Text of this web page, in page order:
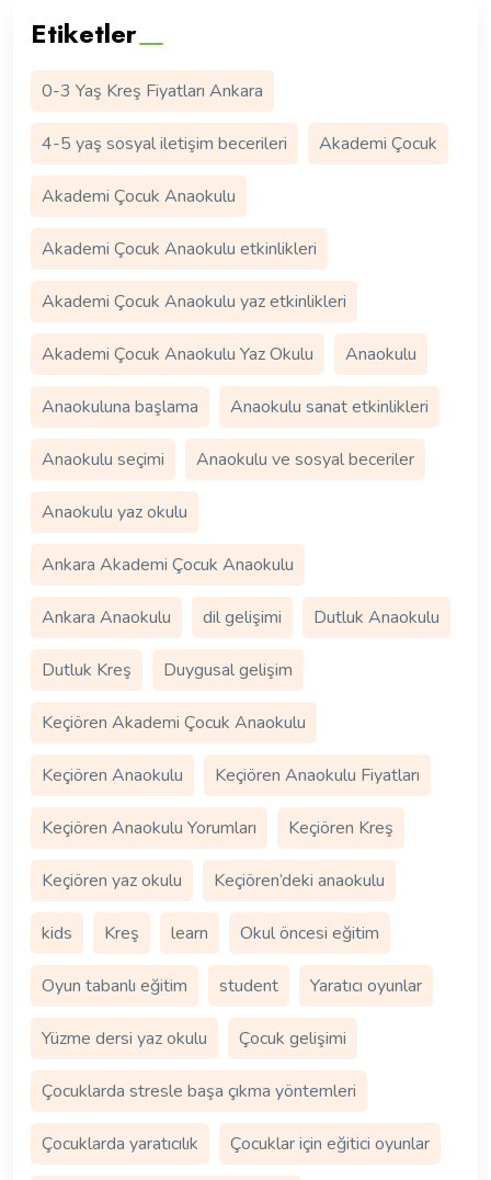
Etiketler
0-3 Yaş Kreş Fiyatları Ankara
4-5 yaş sosyal iletişim becerileri Akademi Çocuk
Akademi Çocuk Anaokulu
Akademi Çocuk Anaokulu etkinlikleri
Akademi Çocuk Anaokulu yaz etkinlikleri
Akademi Çocuk Anaokulu Yaz Okulu Anaokulu
Anaokuluna başlama Anaokulu sanat etkinlikleri
Anaokulu seçimi Anaokulu ve sosyal beceriler
Anaokulu yaz okulu
Ankara Akademi Çocuk Anaokulu
Ankara Anaokulu dil gelişimi Dutluk Anaokulu
Dutluk Kreş Duygusal gelişim
Keçiören Akademi Çocuk Anaokulu
Keçiören Anaokulu Keçiören Anaokulu Fiyatları
Keçiören Anaokulu Yorumları Keçiören Kreş
Keçiören yaz okulu Keçiören’deki anaokulu
kids Kreş learn Okul öncesi eğitim
Oyun tabanlı eğitim student Yaratıcı oyunlar
Yüzme dersi yaz okulu Çocuk gelişimi
Çocuklarda stresle başa çıkma yöntemleri
Çocuklarda yaratıcılık Çocuklar için eğitici oyunlar